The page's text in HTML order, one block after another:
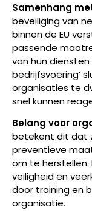
Samenhang
beveiliging van
binnen de EU
passende
van hun diensten
bedrijfsvoering’
organisaties te
snel kunnen
Belang voor
betekent dit dat
preventieve
om te herstellen.
veiligheid en
door training en
organisatie.